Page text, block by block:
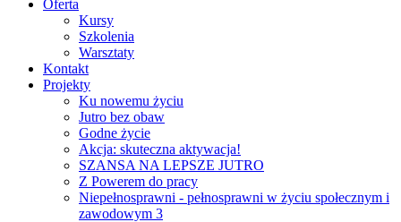
Oferta
Kursy
Szkolenia
Warsztaty
Kontakt
Projekty
Ku nowemu życiu
Jutro bez obaw
Godne życie
Akcja: skuteczna aktywacja!
SZANSA NA LEPSZE JUTRO
Z Powerem do pracy
Niepełnosprawni - pełnosprawni w życiu społecznym i
zawodowym 3